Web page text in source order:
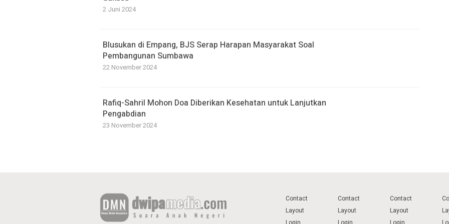
2 Juni 2024
Blusukan di Empang, BJS Serap Harapan Masyarakat Soal
Pembangunan Sumbawa
22 November 2024
Rafiq-Sahril Mohon Doa Diberikan Kesehatan untuk Lanjutkan
Pengabdian
23 November 2024
Contact
Layout
Contact
Layout
Contact
Layout